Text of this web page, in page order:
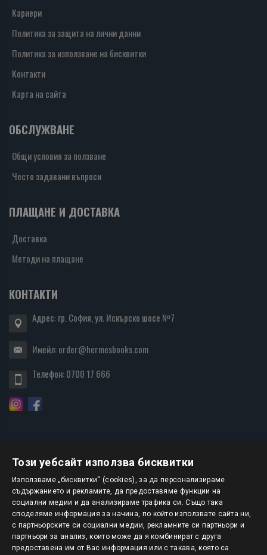
Кариери
Политика за защита на лични данни
Политика за използване на бисквитки
Контакти
Карта на сайта
ОБСЛУЖВАНЕ
Общи условия за ползване
Често задавани въпроси
ПЛАЩАНЕ И ДОСТАВКА
Доставка
Методи на плащане
КОНТАКТИ
Адрес: гр. София, ул. Искърско шосе №7
Имейл:order@hermesbooks.com
Телефон:0700 17 666
БЮЛЕТИН
АБОНИРАНЕ
Този уебсайт използва бисквитки
Използваме „бисквитки“ (cookies), за да персонализираме
съдържанието и рекламите, да предоставяме функции на
социални медии и да анализираме трафика си. Също така
споделяме информация за начина, по който използвате сайта ни,
с партньорските си социални медии, рекламните си партньори и
партньори за анализ, които може да я комбинират с друга
предоставена им от Вас информация или с такава, която са